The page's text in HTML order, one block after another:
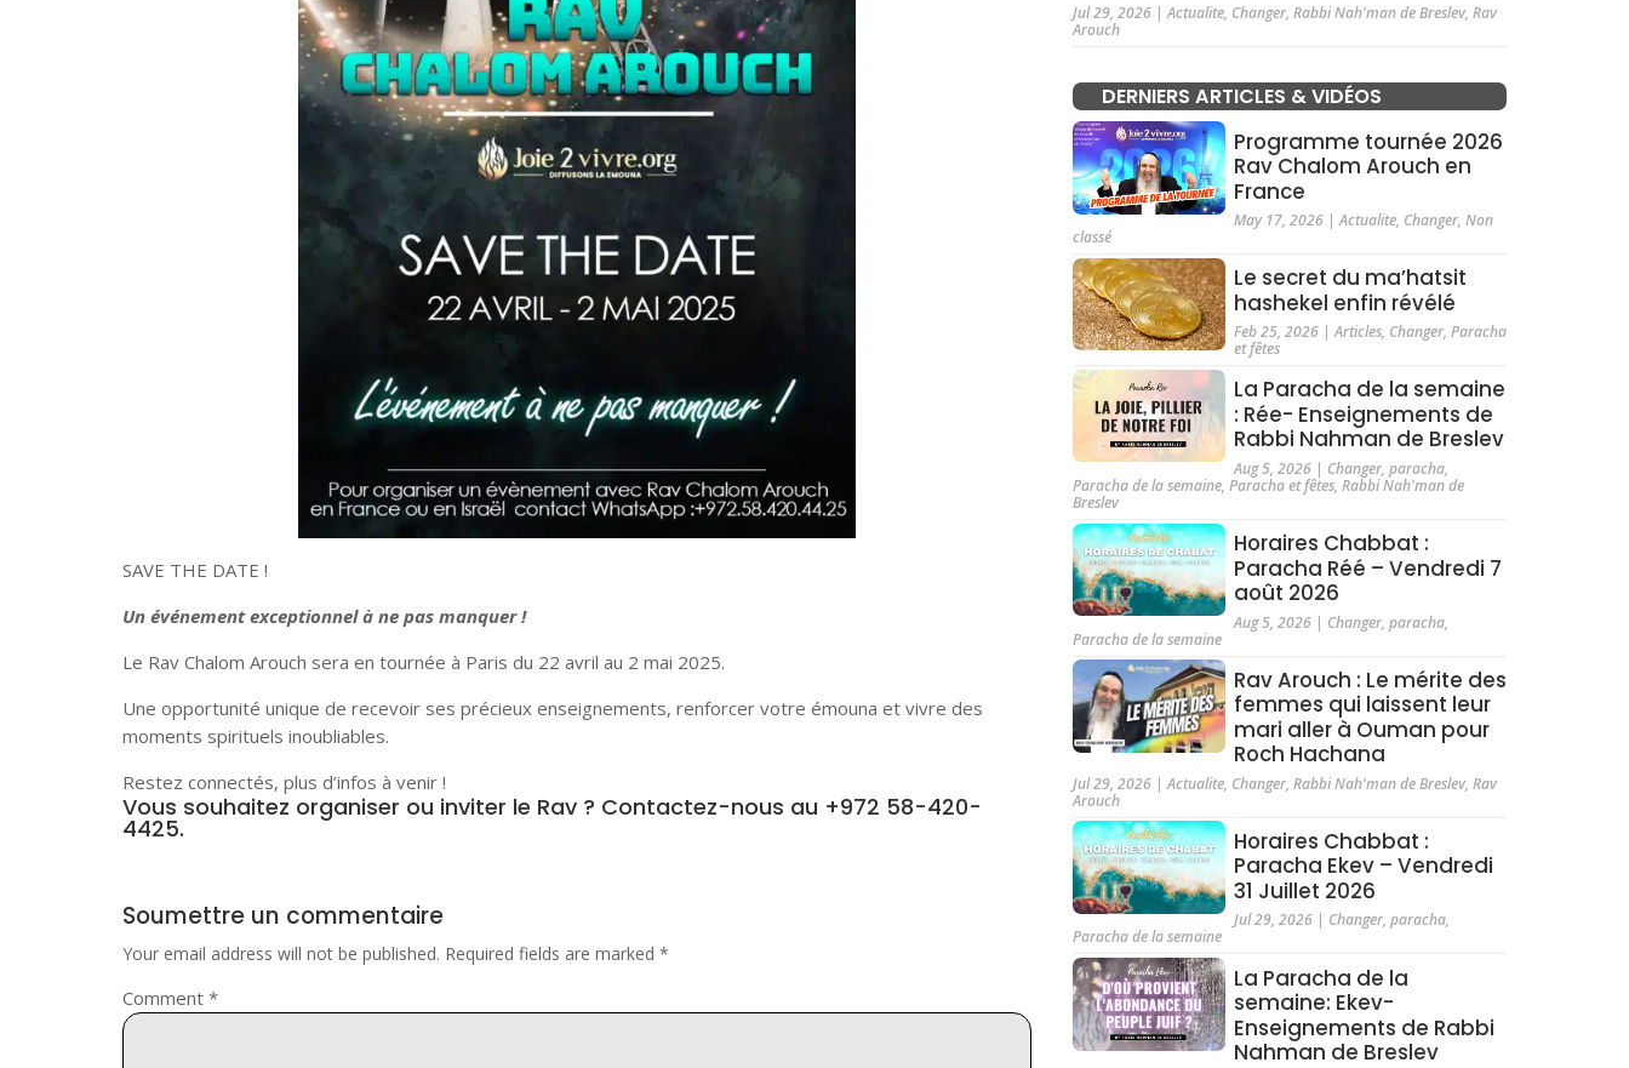
SAVE THE DATE !
Un événement exceptionnel à ne pas manquer !
Le Rav Chalom Arouch sera en tournée à Paris du 22 avril au 2 mai 2025.
Une opportunité unique de recevoir ses précieux enseignements, renforcer votre émouna et vivre des
moments spirituels inoubliables.
Restez connectés, plus d’infos à venir !
Vous souhaitez organiser ou inviter le Rav ? Contactez-nous au +972 58-420-
4425.
Soumettre un commentaire
Your email address will not be published. Required fields are marked *
Comment *
Jul 29, 2026 |Actualite, Changer,Rabbi Nah'man de Breslev,Rav
Arouch
DERNIERS ARTICLES & VIDÉOS
Programme tournée 2026
Rav Chalom Arouch en
France
May 17, 2026|Actualite, Changer, Non
classé
Le secret du ma’hatsit
hashekel enfin révélé
Feb 25, 2026|Articles, Changer, Paracha
et fêtes
La Paracha de la semaine
: Rée- Enseignements de
Rabbi Nahman de Breslev
Aug 5, 2026| Changer, paracha,
Paracha de la semaine,Paracha et fêtes,Rabbi Nah'man de
Breslev
Horaires Chabbat :
Paracha Réé – Vendredi 7
août 2026
Aug 5, 2026| Changer, paracha,
Paracha de la semaine
Rav Arouch : Le mérite des
femmes qui laissent leur
mari aller à Ouman pour
Roch Hachana
Jul 29, 2026 |Actualite, Changer,Rabbi Nah'man de Breslev,Rav
Arouch
Horaires Chabbat :
Paracha Ekev – Vendredi
31 Juillet 2026
Jul 29, 2026| Changer, paracha,
Paracha de la semaine
La Paracha de la
semaine: Ekev-
Enseignements de Rabbi
Nahman de Breslev